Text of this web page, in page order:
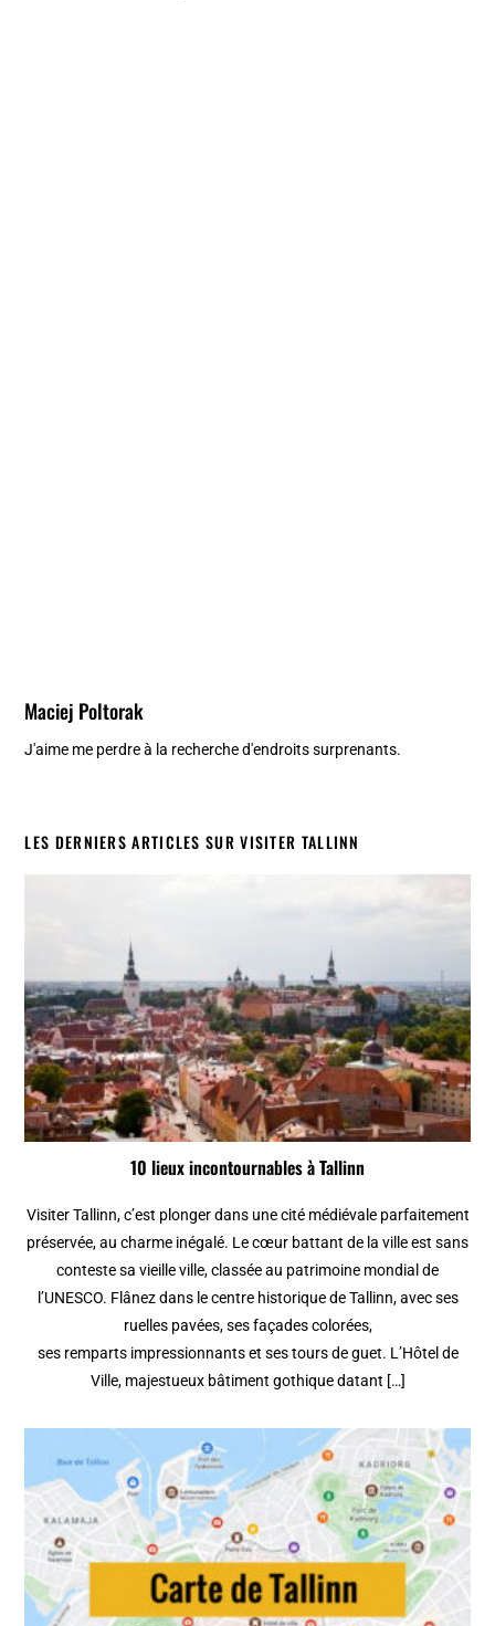
Maciej Poltorak
J'aime me perdre à la recherche d'endroits surprenants.
LES DERNIERS ARTICLES SUR VISITER TALLINN
10 lieux incontournables à Tallinn
Visiter Tallinn, c’est plonger dans une cité médiévale parfaitement
préservée, au charme inégalé. Le cœur battant de la ville est sans
conteste sa vieille ville, classée au patrimoine mondial de
l’UNESCO. Flânez dans le centre historique de Tallinn, avec ses
ruelles pavées, ses façades colorées,
ses remparts impressionnants et ses tours de guet. L’Hôtel de
Ville, majestueux bâtiment gothique datant […]